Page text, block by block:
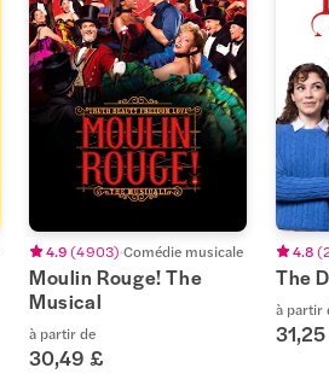
4.9(4 903) Comédie musicale
Moulin Rouge! The
Musical
à partir de
30,49 £
4.8(
The
à partir